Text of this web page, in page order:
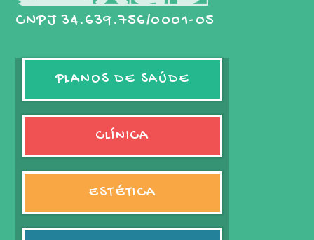
CNPJ 34.639.756/0001-05
PLANOS DE SAÚDE
CLÍNICA
ESTÉTICA